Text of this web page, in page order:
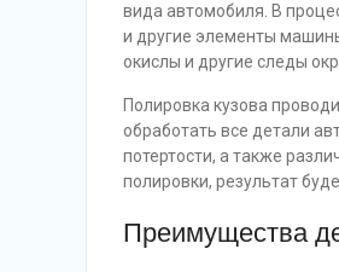
вида автомобиля. В
и другие элементы
окислы и другие следы
Полировка кузова
обработать все детали
потертости, а также
полировки, результат
Преимущества